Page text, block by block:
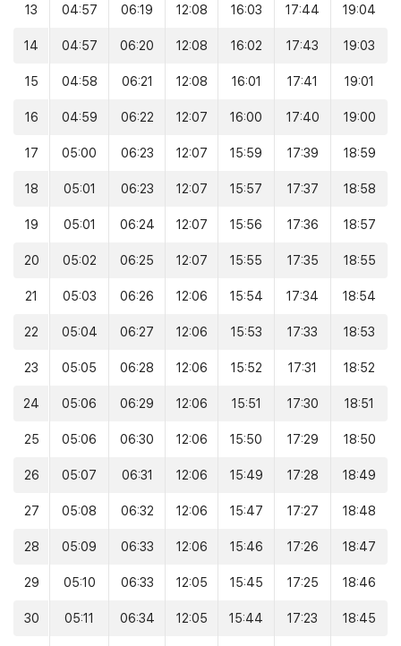
13 04:57 06:19 12:08 16:03 17:44 19:04
14 04:57 06:20 12:08 16:02 17:43 19:03
15 04:58 06:21 12:08 16:01 17:41 19:01
16 04:59 06:22 12:07 16:00 17:40 19:00
17 05:00 06:23 12:07 15:59 17:39 18:59
18 05:01 06:23 12:07 15:57 17:37 18:58
19 05:01 06:24 12:07 15:56 17:36 18:57
20 05:02 06:25 12:07 15:55 17:35 18:55
21 05:03 06:26 12:06 15:54 17:34 18:54
22 05:04 06:27 12:06 15:53 17:33 18:53
23 05:05 06:28 12:06 15:52 17:31 18:52
24 05:06 06:29 12:06 15:51 17:30 18:51
25 05:06 06:30 12:06 15:50 17:29 18:50
26 05:07 06:31 12:06 15:49 17:28 18:49
27 05:08 06:32 12:06 15:47 17:27 18:48
28 05:09 06:33 12:06 15:46 17:26 18:47
29 05:10 06:33 12:05 15:45 17:25 18:46
30 05:11 06:34 12:05 15:44 17:23 18:45